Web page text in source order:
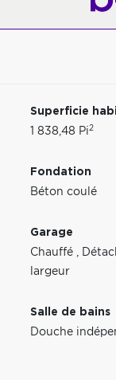
Superficie
1 838,48 Pi2
Fondation
Béton coulé
Garage
Chauffé ,
largeur
Salle de bains
Douche